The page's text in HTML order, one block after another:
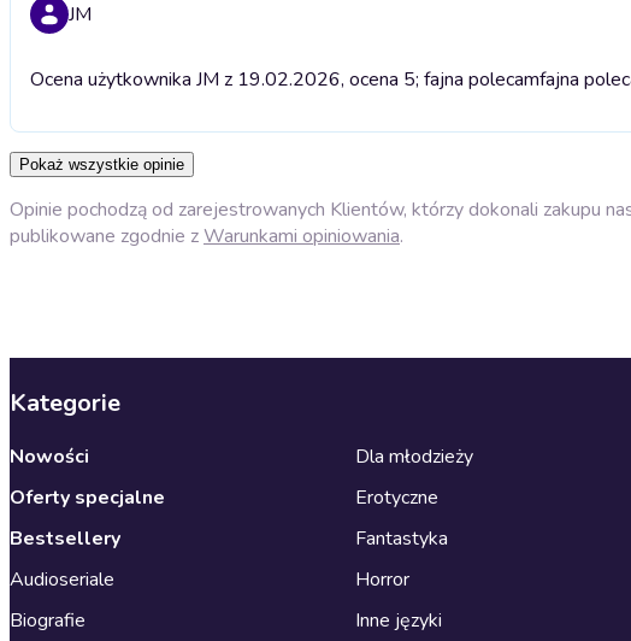
JM
Ocena użytkownika JM z 19.02.2026, ocena 5; fajna polecamfajna
Pokaż wszystkie opinie
Opinie pochodzą od zarejestrowanych Klientów, którzy dokonali zakupu
publikowane zgodnie zWarunkami opiniowania.
Kategorie
Nowości
Oferty specjalne
Bestsellery
Audioseriale
Biografie
Dla młodzieży
Erotyczne
Fantastyka
Horror
Inne języki